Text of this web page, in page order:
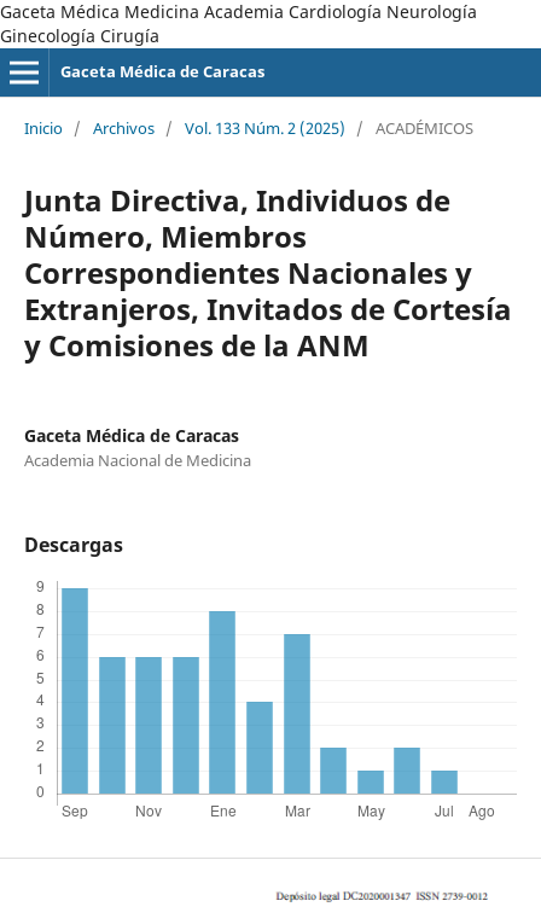
Gaceta Médica Medicina Academia Cardiología Neurología
Ginecología Cirugía
Gaceta Médica de Caracas
Inicio / Archivos / Vol. 133 Núm. 2 (2025) / ACADÉMICOS
Junta Directiva, Individuos de
Número, Miembros
Correspondientes Nacionales y
Extranjeros, Invitados de Cortesía
y Comisiones de la ANM
Gaceta Médica de Caracas
Academia Nacional de Medicina
Descargas